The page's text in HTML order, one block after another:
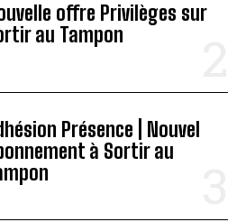
offre Privilèges sur
au Tampon
Présence | Nouvel
à Sortir au